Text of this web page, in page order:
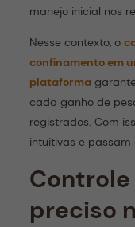
manejo inicial nos
Nesse contexto, o
confinamento em
plataforma
cada ganho de
registrados. Com
intuitivas e
preciso